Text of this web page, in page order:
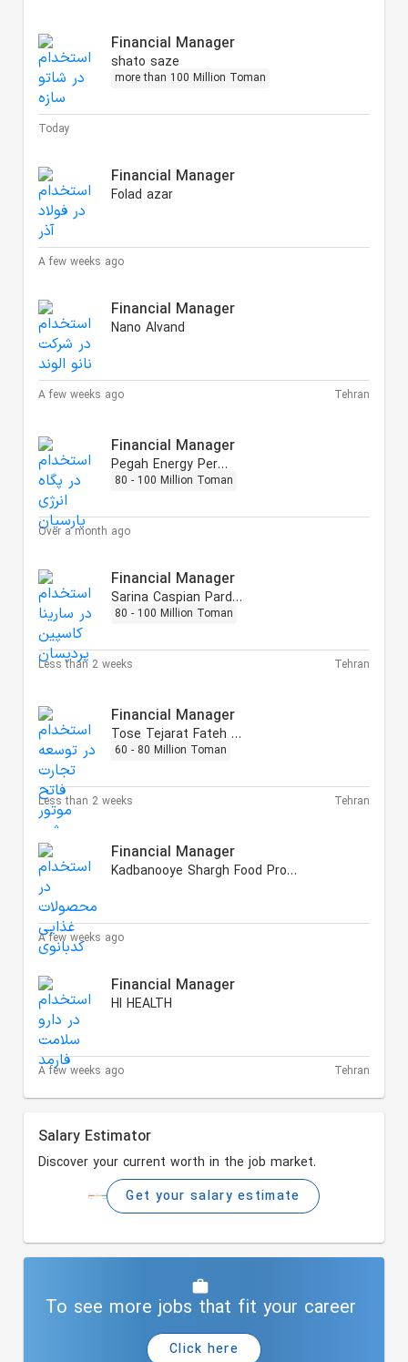
Financial Manager
shato saze
more than 100 Million Toman
Today
Financial Manager
Folad azar
A few weeks ago
Financial Manager
Nano Alvand
A few weeks ago Tehran
Financial Manager
Pegah Energy Persian
80 - 100 Million Toman
Over a month ago
Financial Manager
Sarina Caspian Pardisan
80 - 100 Million Toman
Less than 2 weeks Tehran
Financial Manager
Tose Tejarat Fateh Motor
60 - 80 Million Toman
Less than 2 weeks Tehran
Financial Manager
Kadbanooye Shargh Food Products
A few weeks ago
Financial Manager
HI HEALTH
A few weeks ago Tehran
Salary Estimator
Discover your current worth in the job market.
Get your salary estimate
To see more jobs that fit your career
Click here